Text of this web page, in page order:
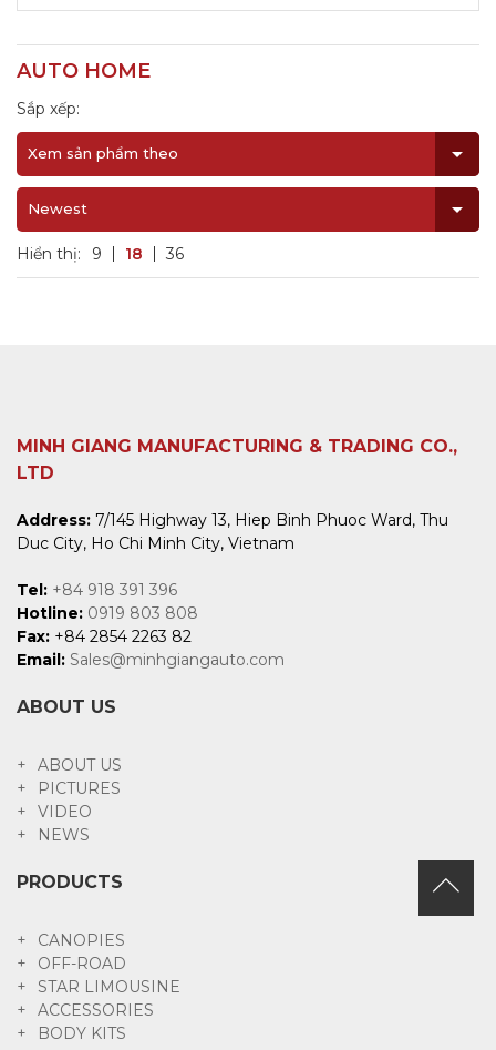
AUTO HOME
Sắp xếp:
Xem sản phẩm theo
Newest
Hiển thị: 9 18 36
MINH GIANG MANUFACTURING & TRADING CO.,
LTD
Address: 7/145 Highway 13, Hiep Binh Phuoc Ward, Thu
Duc City, Ho Chi Minh City, Vietnam
Tel: +84 918 391 396
Hotline: 0919 803 808
Fax: +84 2854 2263 82
Email: Sales@minhgiangauto.com
ABOUT US
ABOUT US
PICTURES
VIDEO
NEWS
PRODUCTS
CANOPIES
OFF-ROAD
STAR LIMOUSINE
ACCESSORIES
BODY KITS